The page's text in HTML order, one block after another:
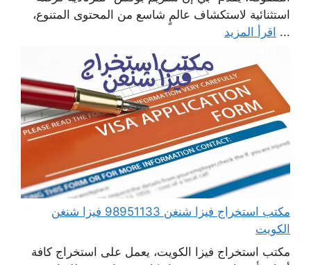
استثنائية لاستكشاف عالمٍ شاسع من المحتوى المتنوع،
... اقرأ المزيد
مكتب استخراج فيزا شنغن 98951133 فيزا شنغن
الكويت
مكتب استخراج فيزا الكويت، يعمل على استخراج كافة